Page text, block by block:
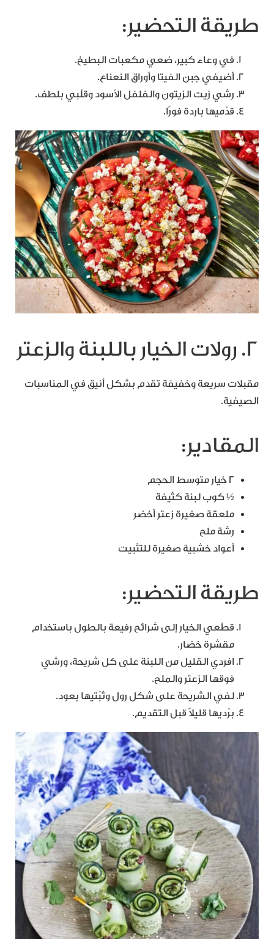
طريقة التحضير:
في وعاء كبير، ضعي مكعبات البطيخ.
أضيفي جبن الفيتا وأوراق النعناع.
رشي زيت الزيتون والفلفل الأسود وقلّبي بلطف.
قدّميها باردة فورًا.
2. رولات الخيار باللبنة والزعتر
مقبلات سريعة وخفيفة تقدم بشكل أنيق في المناسبات
الصيفية.
المقادير:
2 خيار متوسط الحجم
½ كوب لبنة كثيفة
ملعقة صغيرة زعتر أخضر
رشة ملح
أعواد خشبية صغيرة للتثبيت
طريقة التحضير:
قطّعي الخيار إلى شرائح رفيعة بالطول باستخدام
مقشرة خضار.
افردي القليل من اللبنة على كل شريحة، ورشي
فوقها الزعتر والملح.
لفي الشريحة على شكل رول وثبّتيها بعود.
برّديها قليلاً قبل التقديم.